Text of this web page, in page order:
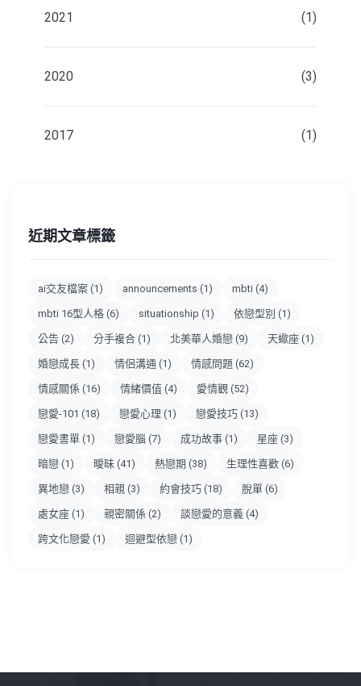
2021 (1)
2020 (3)
2017 (1)
近期文章標籤
ai交友檔案 (1) announcements (1) mbti (4)
mbti 16型人格 (6) situationship (1) 依戀型別 (1)
公告 (2) 分手複合 (1) 北美華人婚戀 (9) 天蠍座 (1)
婚戀成長 (1) 情侶溝通 (1) 情感問題 (62)
情感關係 (16) 情緒價值 (4) 愛情觀 (52)
戀愛-101 (18) 戀愛心理 (1) 戀愛技巧 (13)
戀愛書單 (1) 戀愛腦 (7) 成功故事 (1) 星座 (3)
暗戀 (1) 曖昧 (41) 熱戀期 (38) 生理性喜歡 (6)
異地戀 (3) 相親 (3) 約會技巧 (18) 脫單 (6)
處女座 (1) 親密關係 (2) 談戀愛的意義 (4)
跨文化戀愛 (1) 迴避型依戀 (1)